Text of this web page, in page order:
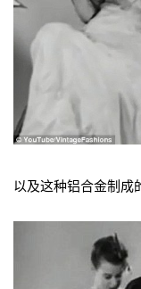
以及这种铝合金制成